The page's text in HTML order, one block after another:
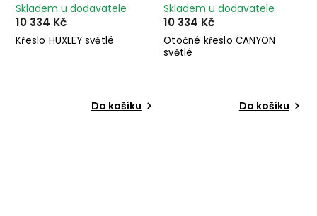
Křeslo HUXLEY světlé
Skladem u dodavatele
10 334 Kč
Do košíku
Otočné křeslo CANYON
světlé
Skladem u dodavatele
10 334 Kč
Do košíku